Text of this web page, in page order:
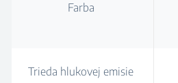
Farba
Trieda hlukovej emisie